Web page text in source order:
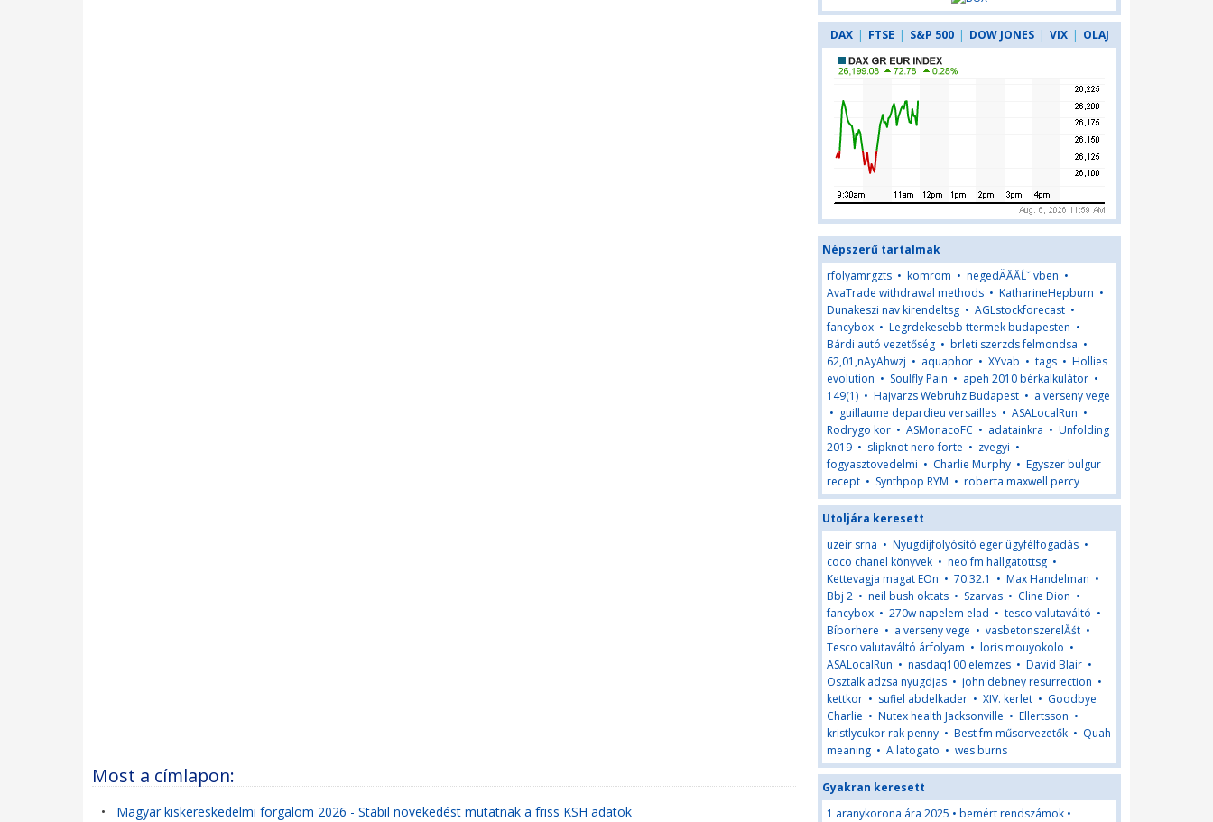
Most a címlapon:
• Magyar kiskereskedelmi forgalom 2026 - Stabil növekedést mutatnak a friss KSH adatok
DAX | FTSE | S&P 500 | DOW JONES | VIX | OLAJ
Népszerű tartalmak
rfolyamrgzts • komrom • negedÄĂĂĹˇ vben •
AvaTrade withdrawal methods • KatharineHepburn •
Dunakeszi nav kirendeltsg • AGLstockforecast •
fancybox • Legrdekesebb ttermek budapesten •
Bárdi autó vezetőség • brleti szerzds felmondsa •
62,01,nAyAhwzj • aquaphor • XYvab • tags • Hollies
evolution • Soulfly Pain • apeh 2010 bérkalkulátor •
149(1) • Hajvarzs Webruhz Budapest • a verseny vege
• guillaume depardieu versailles • ASALocalRun •
Rodrygo kor • ASMonacoFC • adatainkra • Unfolding
2019 • slipknot nero forte • zvegyi •
fogyasztovedelmi • Charlie Murphy • Egyszer bulgur
recept • Synthpop RYM • roberta maxwell percy
Utoljára keresett
uzeir srna • Nyugdíjfolyósító eger ügyfélfogadás •
coco chanel könyvek • neo fm hallgatottsg •
Kettevagja magat EOn • 70.32.1 • Max Handelman •
Bbj 2 • neil bush oktats • Szarvas • Cline Dion •
fancybox • 270w napelem elad • tesco valutaváltó •
Bíborhere • a verseny vege • vasbetonszerelĂśt •
Tesco valutaváltó árfolyam • loris mouyokolo •
ASALocalRun • nasdaq100 elemzes • David Blair •
Osztalk adzsa nyugdjas • john debney resurrection •
kettkor • sufiel abdelkader • XIV. kerlet • Goodbye
Charlie • Nutex health Jacksonville • Ellertsson •
kristlycukor rak penny • Best fm műsorvezetők • Quah
meaning • A latogato • wes burns
Gyakran keresett
1 aranykorona ára 2025 • bemért rendszámok •